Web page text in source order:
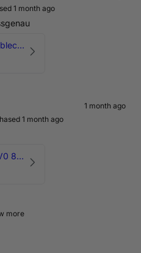
1 month ago
Luftführung/Luftleitblech 5" 125mm offene Ansaugung HPerformance
1 month ago
1 month ago
Radhausschale - 8V0 821 191 C - Original Ersatzteil für Audi RS3 Sportback
more